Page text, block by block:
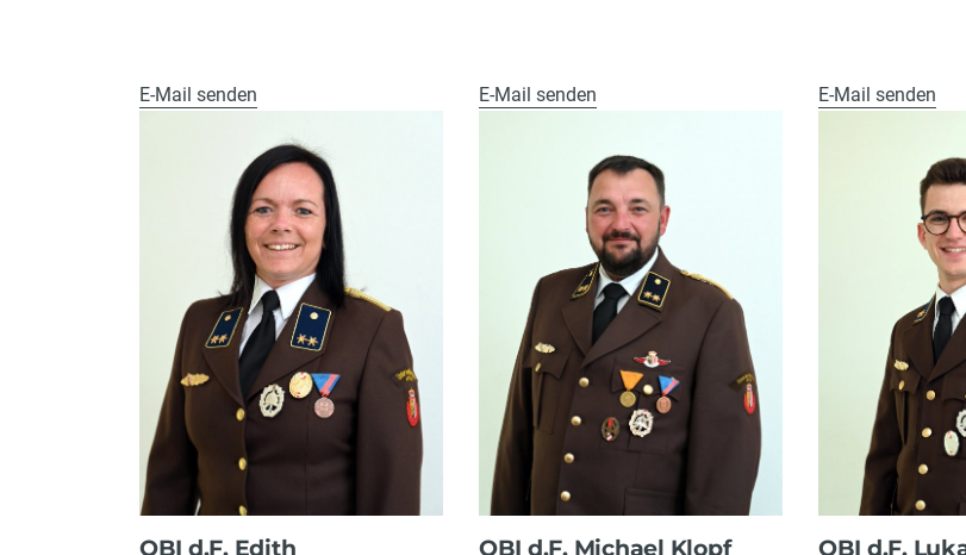
E-Mail senden E-Mail senden E-Mail senden
OBI d.F. Edith
OBI d.F. Michael Klopf OBI d.F.